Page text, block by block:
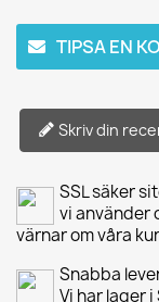
TIPSA EN
Skriv din
SSL säker
vi använder
värnar om våra
Snabba
Vi har lager